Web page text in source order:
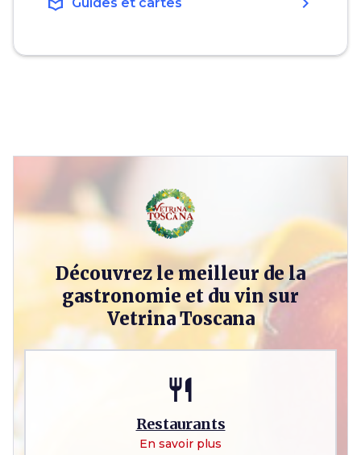
Découvrez le meilleur de la
gastronomie et du vin sur
Vetrina Toscana
restaurant
Restaurants
En savoir plus